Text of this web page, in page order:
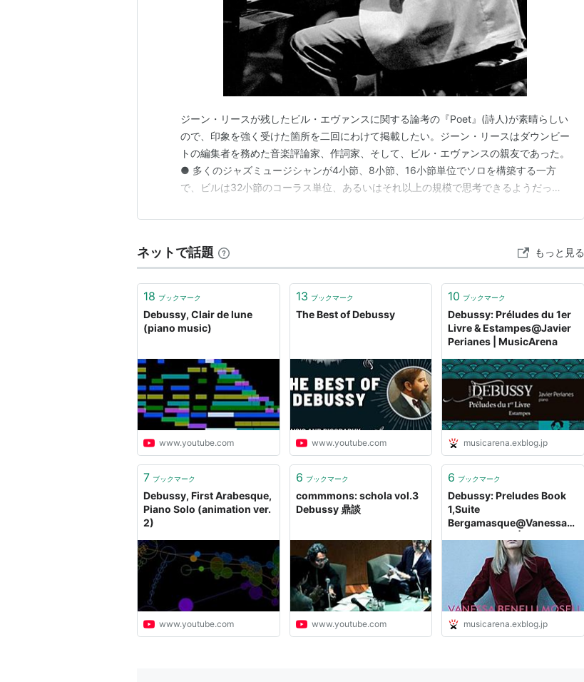
ジーン・リースが残したビル・エヴァンスに関する論考の『Poet』(詩人)が素晴らしい
ので、印象を強く受けた箇所を二回にわけて掲載したい。ジーン・リースはダウンビー
トの編集者を務めた音楽評論家、作詞家、そして、ビル・エヴァンスの親友であった。
● 多くのジャズミュージシャンが4小節、8小節、16小節単位でソロを構築する一方
で、ビルは32小節のコーラス単位、あるいはそれ以上の規模で思考できるようだっ
ブリバディ・ディグス・ビル・エヴァンス』を録音する以前のある時期、彼は1年間の
ネットで話題 もっと見る
18 ブックマーク
Debussy, Clair de lune
(piano music)
www.youtube.com
13 ブックマーク
The Best of Debussy
www.youtube.com
10 ブックマーク
Debussy: Préludes du 1er
Livre & Estampes@Javier
Perianes | MusicArena
musicarena.exblog.jp
7 ブックマーク
Debussy, First Arabesque,
Piano Solo (animation ver.
2)
www.youtube.com
6 ブックマーク
commmons: schola vol.3
Debussy 鼎談
www.youtube.com
6 ブックマーク
Debussy: Preludes Book
1,Suite
Bergamasque@Vanessa
MusicArena
musicarena.exblog.jp